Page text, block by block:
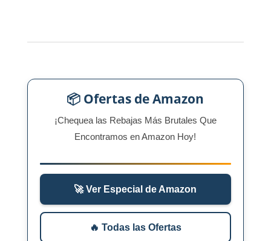
📦 Ofertas de Amazon
¡Chequea las Rebajas Más Brutales Que
Encontramos en Amazon Hoy!
🚀 Ver Especial de Amazon
🔥 Todas las Ofertas